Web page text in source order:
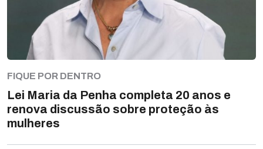
FIQUE POR DENTRO
Lei Maria da Penha completa 20 anos e
renova discussão sobre proteção às
mulheres